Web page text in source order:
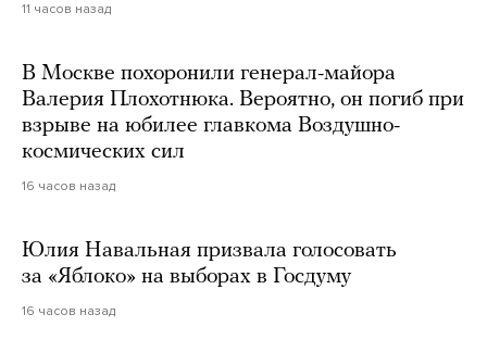
11 часов назад
В Москве похоронили генерал-майора
Валерия Плохотнюка. Вероятно, он погиб при
взрыве на юбилее главкома Воздушно-
космических сил
16 часов назад
Юлия Навальная призвала голосовать
за «Яблоко» на выборах в Госдуму
16 часов назад